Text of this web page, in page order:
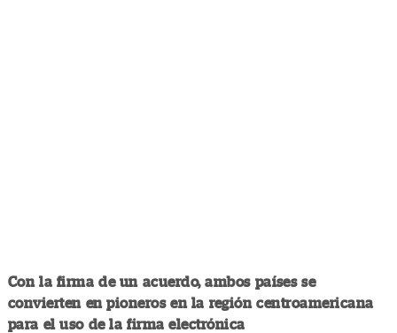
Con la firma de un acuerdo, ambos países se
convierten en pioneros en la región centroamericana
para el uso de la firma electrónica